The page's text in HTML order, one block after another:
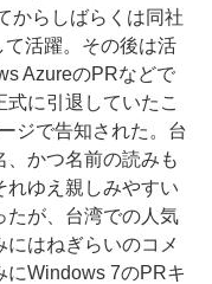
からしばらくは同社
活躍。その後は活
AzureのPRなどで
に引退していたこ
ジで告知された。台
かつ名前の読みも
れゆえ親しみやすい
たが、台湾での人気
にはねぎらいのコメ
にWindows 7のPRキ